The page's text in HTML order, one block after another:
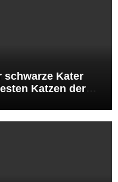
schwarze Kater
Katzen der